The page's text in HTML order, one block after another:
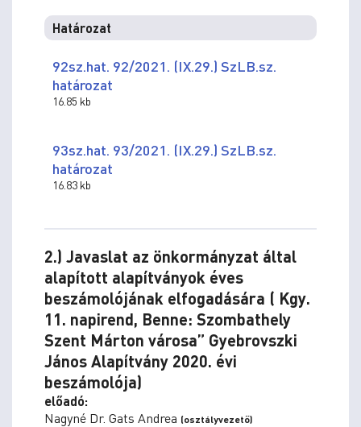
Határozat
92sz.hat. 92/2021. (IX.29.) SzLB.sz.
határozat
16.85 kb
93sz.hat. 93/2021. (IX.29.) SzLB.sz.
határozat
16.83 kb
2.) Javaslat az önkormányzat által
alapított alapítványok éves
beszámolójának elfogadására ( Kgy.
11. napirend, Benne: Szombathely
Szent Márton városa” Gyebrovszki
János Alapítvány 2020. évi
beszámolója)
előadó:
Nagyné Dr. Gats Andrea (osztályvezető)